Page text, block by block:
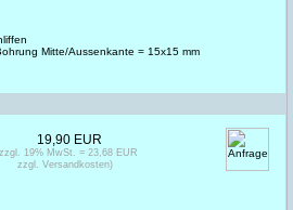
Mitte/Aussenkante = 15x15 mm
19,90 EUR
19% MwSt. = 23,68 EUR
zzgl. Versandkosten)